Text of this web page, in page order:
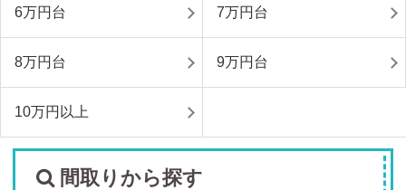
6万円台 7万円台
8万円台 9万円台
10万円以上
間取りから探す